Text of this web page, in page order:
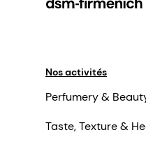
Nos activités
Perfumery &
Taste, Texture &